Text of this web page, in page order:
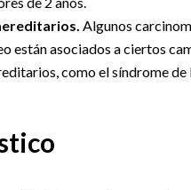
Algunos
están asociados a ciertos
como el síndrome de